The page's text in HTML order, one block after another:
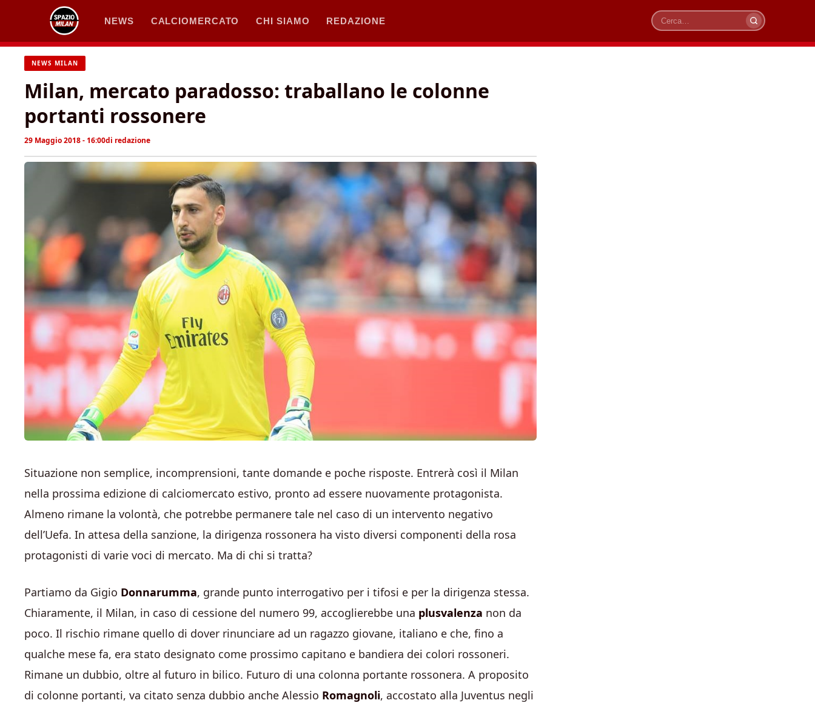
contenuto
NEWS CALCIOMERCATO CHI SIAMO REDAZIONE
Cerca
NEWS MILAN
Milan, mercato paradosso: traballano le colonne
portanti rossonere
29 Maggio 2018 - 16:00di redazione
Situazione non semplice, incomprensioni, tante domande e poche risposte. Entrerà così il Milan
nella prossima edizione di calciomercato estivo, pronto ad essere nuovamente protagonista.
Almeno rimane la volontà, che potrebbe permanere tale nel caso di un intervento negativo
dell’Uefa. In attesa della sanzione, la dirigenza rossonera ha visto diversi componenti della rosa
protagonisti di varie voci di mercato. Ma di chi si tratta?
Partiamo da Gigio Donnarumma, grande punto interrogativo per i tifosi e per la dirigenza stessa.
Chiaramente, il Milan, in caso di cessione del numero 99, accoglierebbe una plusvalenza non da
poco. Il rischio rimane quello di dover rinunciare ad un ragazzo giovane, italiano e che, fino a
qualche mese fa, era stato designato come prossimo capitano e bandiera dei colori rossoneri.
Rimane un dubbio, oltre al futuro in bilico. Futuro di una colonna portante rossonera. A proposito
di colonne portanti, va citato senza dubbio anche Alessio Romagnoli, accostato alla Juventus negli